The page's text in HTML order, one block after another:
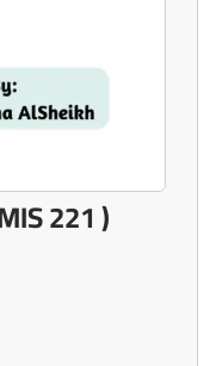
( MIS 221 ) ECommerce – To Final